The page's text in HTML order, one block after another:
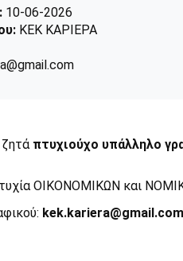
10-06-2026
ΚΕΚ ΚΑΡΙΕΡΑ
ζητά πτυχιούχο υπάλληλο
ΟΙΚΟΝΟΜΙΚΩΝ και
kek.kariera@gmail.com